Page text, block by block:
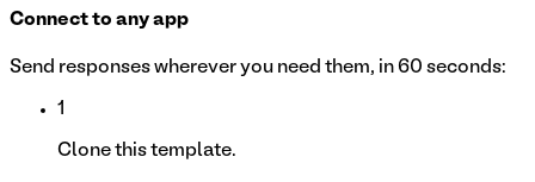
Connect to any app
Send responses wherever you need them, in 60 seconds:
1
Clone this template.